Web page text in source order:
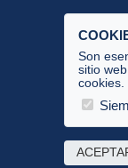
Contacto
Av. José Atarés
976 516 083 ·
Son
sitio
cookies.